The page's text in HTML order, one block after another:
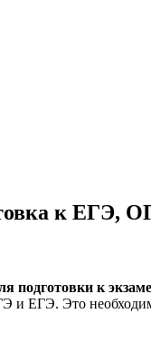
к ЕГЭ,
подготовки к
ЕГЭ. Это